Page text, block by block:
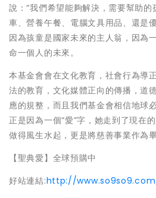
說：“我們希望能夠解決，需要幫助
車、營養午餐、電腦文具用品、還是
因為孩童是國家未來的主人翁，因為
命一個人的未來。
本基金會會在文化教育，社會行為導
法的教育，文化媒體正向的傳播，道
應的規整，而且我們基金會相信地球
正是因為一個“愛”字，她走到了現在
做得風生水起，更是將慈善事業作為畢
【聖典愛】全球預購中
好站連結:http://